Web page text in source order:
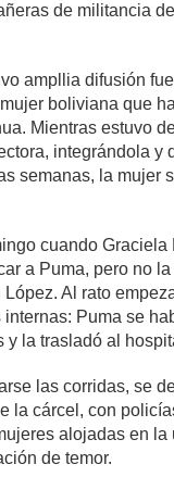
de militancia
ampllia difusión
boliviana que
Mientras estuvo
integrándola y
semanas, la mujer
cuando
a Puma, pero no
Al rato
Puma se
y la trasladó al
las corridas, se
la cárcel, con
alojadas en
de temor.